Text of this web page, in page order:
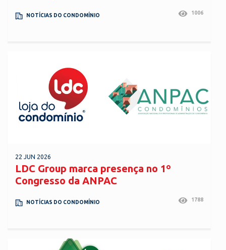
NOTÍCIAS DO CONDOMÍNIO 1006
22 JUN 2026
LDC Group marca presença no 1º
Congresso da ANPAC
NOTÍCIAS DO CONDOMÍNIO 1788